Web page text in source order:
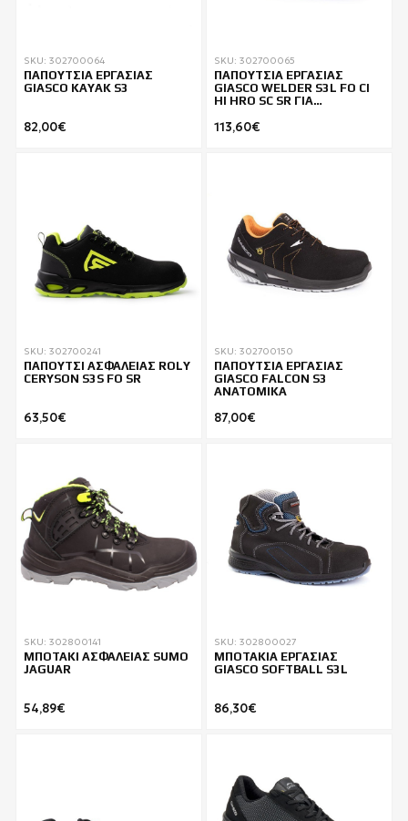
SKU: 302700064
ΠΑΠΟΥΤΣΙΑ ΕΡΓΑΣΙΑΣ
GIASCO KAYAK S3
82,00€
SKU: 302700065
ΠΑΠΟΥΤΣΙΑ ΕΡΓΑΣΙΑΣ
GIASCO WELDER S3L FO CI
HI HRO SC SR ΓΙΑ
113,60€
SKU: 302700241
ΠΑΠΟΥΤΣΙ ΑΣΦΑΛΕΙΑΣ ROLY
CERYSON S3S FO SR
63,50€
SKU: 302700150
ΠΑΠΟΥΤΣΙΑ ΕΡΓΑΣΙΑΣ
GIASCO FALCON S3
ΑΝΑΤΟΜΙΚΑ
87,00€
SKU: 302800141
ΜΠΟΤΑΚΙ ΑΣΦΑΛΕΙΑΣ SUMO
JAGUAR
54,89€
SKU: 302800027
ΜΠΟΤΑΚΙΑ ΕΡΓΑΣΙΑΣ
GIASCO SOFTBALL S3L
86,30€